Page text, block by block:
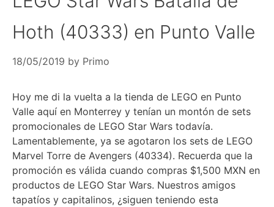
Hoth (40333) en Punto Valle
18/05/2019 by Primo
Hoy me di la vuelta a la tienda de LEGO en Punto
Valle aquí en Monterrey y tenían un montón de sets
promocionales de LEGO Star Wars todavía.
Lamentablemente, ya se agotaron los sets de LEGO
Marvel Torre de Avengers (40334). Recuerda que la
promoción es válida cuando compras $1,500 MXN en
productos de LEGO Star Wars. Nuestros amigos
tapatíos y capitalinos, ¿siguen teniendo esta